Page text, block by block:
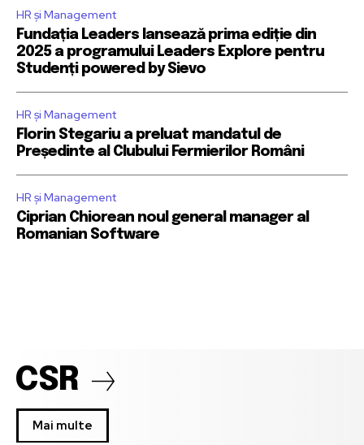
HR și Management
Fundația Leaders lansează prima ediție din
2025 a programului Leaders Explore pentru
Studenți powered by Sievo
HR și Management
Florin Stegariu a preluat mandatul de
Președinte al Clubului Fermierilor Români
HR și Management
Ciprian Chiorean noul general manager al
Romanian Software
CSR
Mai multe